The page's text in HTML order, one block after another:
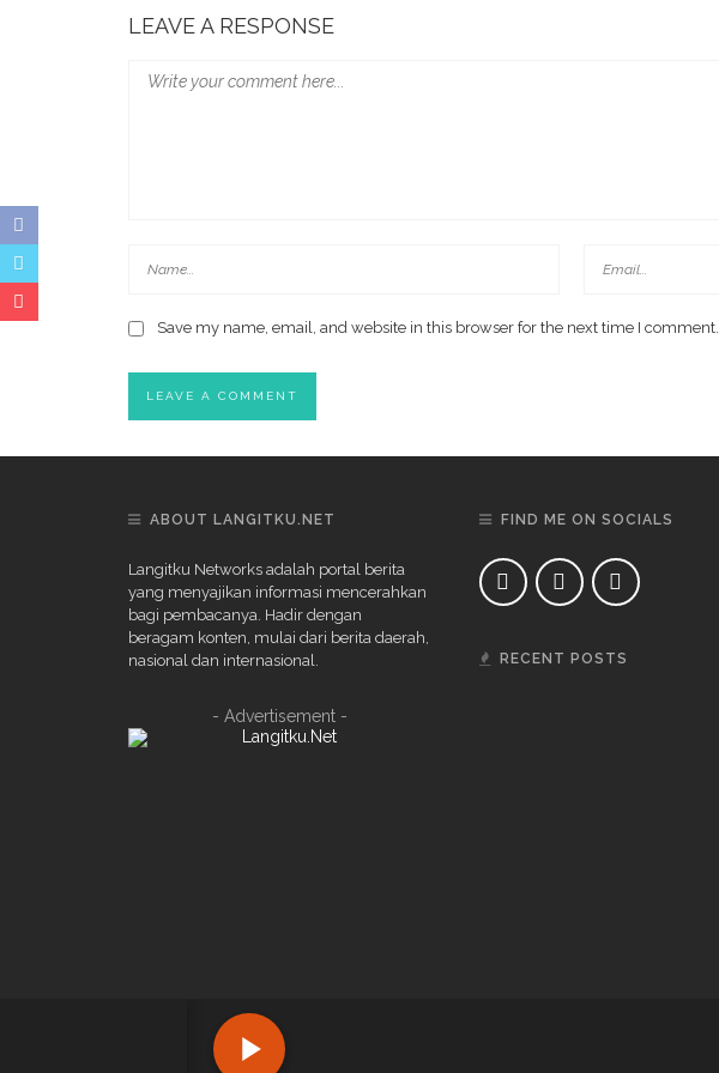
LEAVE A RESPONSE
Save my name, email, and website in this browser for the next time I comment.
ABOUT LANGITKU.NET
Langitku Networks adalah portal berita
yang menyajikan informasi mencerahkan
bagi pembacanya. Hadir dengan
beragam konten, mulai dari berita daerah,
nasional dan internasional.
- Advertisement -
FIND ME ON SOCIALS
RECENT POSTS